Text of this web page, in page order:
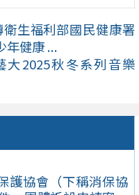
護協會（下稱消保協
衛生福利部國民健康署
年健康 ...
大2025秋冬系列音樂